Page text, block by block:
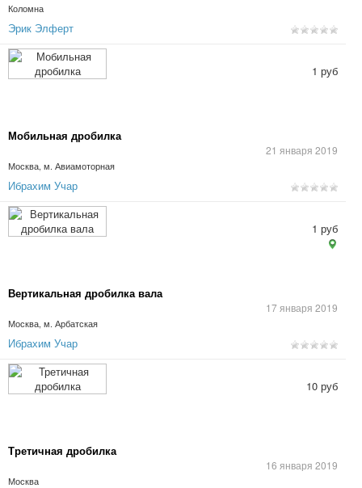
Коломна
Эрик Элферт
Мобильная дробилка
21 января 2019
Москва, м. Авиамоторная
1 руб
Ибрахим Учар
Вертикальная дробилка вала
17 января 2019
Москва, м. Арбатская
1 руб
Ибрахим Учар
Третичная дробилка
16 января 2019
Москва
10 руб